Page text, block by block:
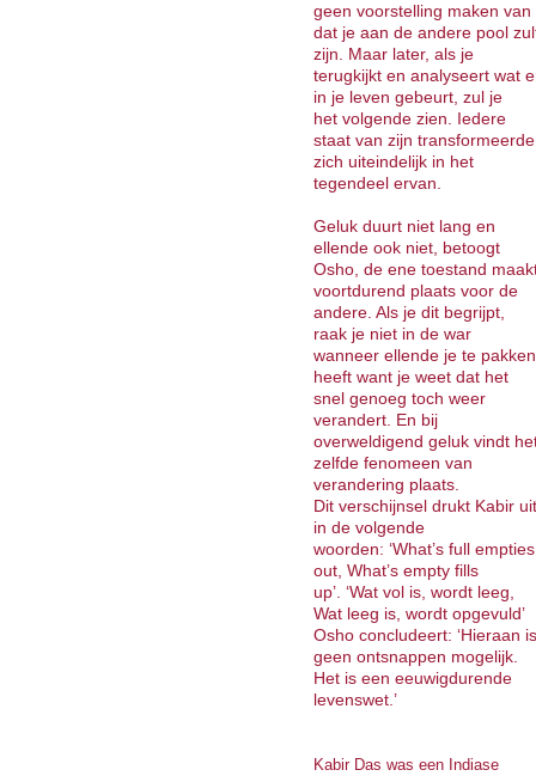
geen voorstelling maken van
dat je aan de andere pool
zijn. Maar later, als je
terugkijkt en analyseert wat
in je leven gebeurt, zul je
het volgende zien. Iedere
staat van zijn transformeerde
zich uiteindelijk in het
tegendeel ervan.
Geluk duurt niet lang en
ellende ook niet, betoogt
Osho, de ene toestand
voortdurend plaats voor de
andere. Als je dit begrijpt,
raak je niet in de war
wanneer ellende je te pakken
heeft want je weet dat het
snel genoeg toch weer
verandert. En bij
overweldigend geluk vindt
zelfde fenomeen van
verandering plaats.
Dit verschijnsel drukt Kabir uit
in de volgende
woorden: ‘What’s full empties
out, What’s empty fills
up’. ‘Wat vol is, wordt leeg,
Wat leeg is, wordt opgevuld’
Osho concludeert: ‘Hieraan is
geen ontsnappen mogelijk.
Het is een eeuwigdurende
levenswet.’
Kabir Das was een Indiase